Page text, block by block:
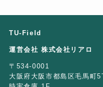
TU-Field
運営会社 株式会社リアロ
〒534-0001
大阪府大阪市都島区毛馬町